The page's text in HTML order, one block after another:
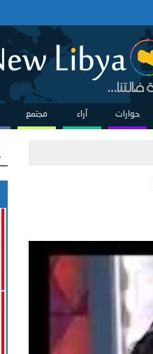
حوارات آراء مجتمع